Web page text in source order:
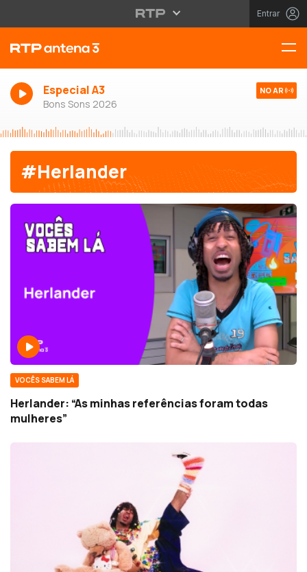
Entrar
Especial A3
Bons Sons 2026
NO AR
#Herlander
VOCÊS SABEM LÁ
Herlander: “As minhas referências foram todas
mulheres”